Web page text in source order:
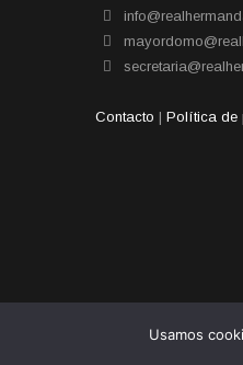
Contacto | Política de
Usamos